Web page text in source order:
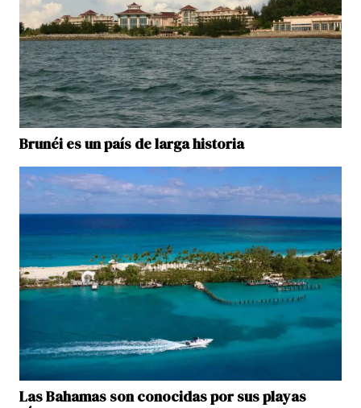
Brunéi es un país de larga historia
Las Bahamas son conocidas por sus playas